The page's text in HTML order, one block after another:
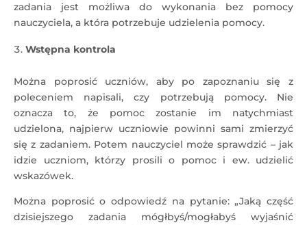
zadania jest możliwa do wykonania bez pomocy
nauczyciela, a która potrzebuje udzielenia pomocy.
Wstępna kontrola
Można poprosić uczniów, aby po zapoznaniu się z
poleceniem napisali, czy potrzebują pomocy. Nie
oznacza to, że pomoc zostanie im natychmiast
udzielona, najpierw uczniowie powinni sami zmierzyć
się z zadaniem. Potem nauczyciel może sprawdzić – jak
idzie uczniom, którzy prosili o pomoc i ew. udzielić
wskazówek.
Można poprosić o odpowiedź na pytanie: „Jaką część
dzisiejszego zadania mógłbyś/mogłabyś wyjaśnić